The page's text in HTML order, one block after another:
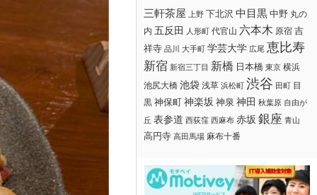
三軒茶屋 上野 下北沢 中目黒中野 丸の
内 五反田 人形町 代官山 六本木 原宿 吉
祥寺 品川 大手町 学芸大学 広尾 恵比寿
新宿 新宿三丁目 新橋 日本橋 東京 横浜
池尻大橋 池袋浅草 浜松町 渋谷 田町 目
黒神保町神楽坂 神泉 神田 秋葉原 自由が
丘 表参道 西荻窪 西麻布 赤坂 銀座 青山
高円寺 高田馬場 麻布十番